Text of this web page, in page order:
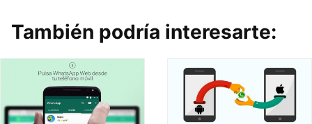
También podría interesarte: